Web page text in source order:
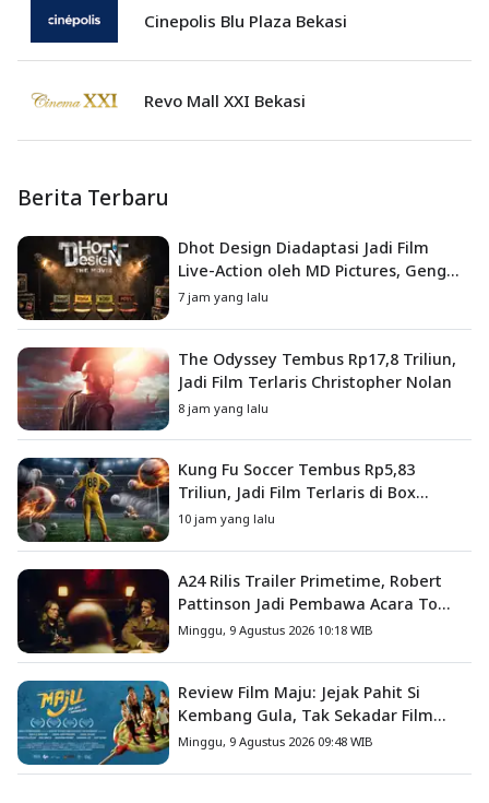
Cinepolis Blu Plaza Bekasi
Revo Mall XXI Bekasi
Berita Terbaru
Dhot Design Diadaptasi Jadi Film
Live-Action oleh MD Pictures, Geng
4G Siap ke Layar Lebar
7 jam yang lalu
The Odyssey Tembus Rp17,8 Triliun,
Jadi Film Terlaris Christopher Nolan
8 jam yang lalu
Kung Fu Soccer Tembus Rp5,83
Triliun, Jadi Film Terlaris di Box
Office China
10 jam yang lalu
A24 Rilis Trailer Primetime, Robert
Pattinson Jadi Pembawa Acara To
Catch a Predator
Minggu, 9 Agustus 2026 10:18 WIB
Review Film Maju: Jejak Pahit Si
Kembang Gula, Tak Sekadar Film
Petualangan Anak
Minggu, 9 Agustus 2026 09:48 WIB